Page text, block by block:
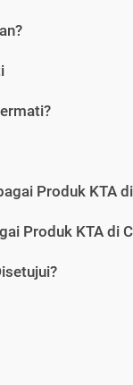
Produk KTA
Produk KTA di